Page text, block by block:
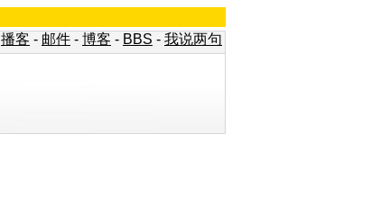
播客 - 邮件 - 博客 - BBS - 我说两句